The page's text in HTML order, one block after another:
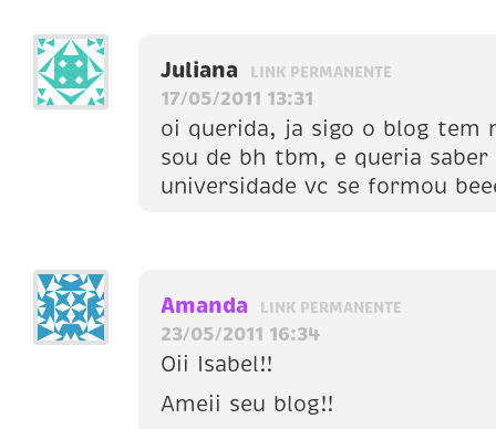
Juliana LINK PERMANENTE
17/05/2011 13:31
oi querida, ja sigo o blog tem
sou de bh tbm, e queria saber
universidade vc se formou
Amanda LINK PERMANENTE
23/05/2011 16:34
Oii Isabel!!
Ameii seu blog!!